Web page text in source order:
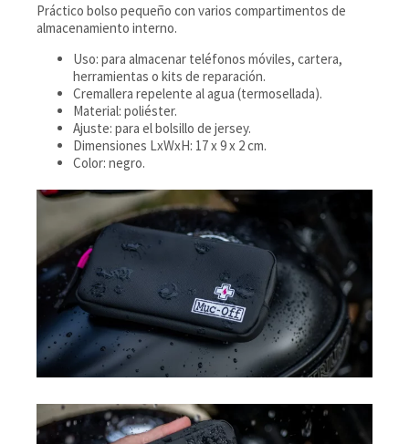
Práctico bolso pequeño con varios compartimentos de
almacenamiento interno.
Uso: para almacenar teléfonos móviles, cartera,
herramientas o kits de reparación.
Cremallera repelente al agua (termosellada).
Material: poliéster.
Ajuste: para el bolsillo de jersey.
Dimensiones LxWxH: 17 x 9 x 2 cm.
Color: negro.